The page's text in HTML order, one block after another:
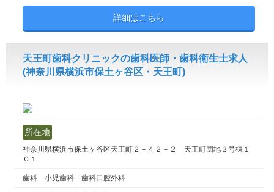
詳細はこちら
天王町歯科クリニックの歯科医師・歯科衛生士求人
(神奈川県横浜市保土ヶ谷区・天王町)
所在地
神奈川県横浜市保土ヶ谷区天王町２－４２－２ 天王町団地３号棟１
０１
歯科 小児歯科 歯科口腔外科